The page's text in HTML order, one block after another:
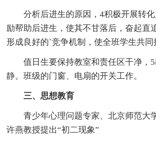
分析后进生的原因，4积极开展转
励帮助后进生，使其不甘落后，奋起直
形成良好的`竞争机制，使全班学生共同
值日生要保持教室和责任区干净，
静。班级的门窗、电扇的开关工作。
三、思想教育
青少年心理问题专家、北京师范大
许燕教授提出“初二现象”